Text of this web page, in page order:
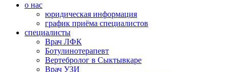
о нас
юридическая информация
график приёма специалистов
специалисты
Врач ЛФК
Ботулинотерапевт
Вертебролог в Сыктывкаре
Врач УЗИ